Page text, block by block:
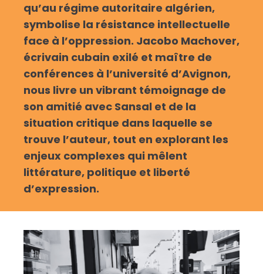
qu’au régime autoritaire algérien,
symbolise la résistance intellectuelle
face à l’oppression. Jacobo Machover,
écrivain cubain exilé et maître de
conférences à l’université d’Avignon,
nous livre un vibrant témoignage de
son amitié avec Sansal et de la
situation critique dans laquelle se
trouve l’auteur, tout en explorant les
enjeux complexes qui mêlent
littérature, politique et liberté
d’expression.